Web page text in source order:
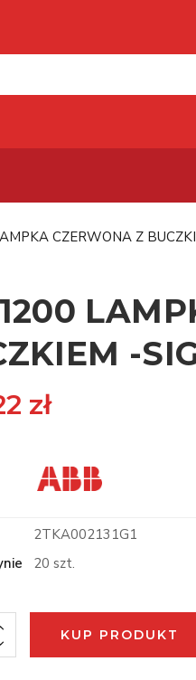
CZERWONA Z
-
zł
2TKA002131G1
20 szt.
KUP PRODUKT